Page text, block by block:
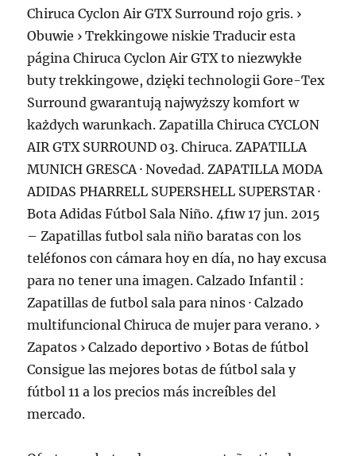
Chiruca Cyclon Air GTX Surround rojo gris. ›
Obuwie › Trekkingowe niskie Traducir esta
página Chiruca Cyclon Air GTX to niezwykłe
buty trekkingowe, dzięki technologii Gore-Tex
Surround gwarantują najwyższy komfort w
każdych warunkach. Zapatilla Chiruca CYCLON
AIR GTX SURROUND 03. Chiruca. ZAPATILLA
MUNICH GRESCA · Novedad. ZAPATILLA MODA
ADIDAS PHARRELL SUPERSHELL SUPERSTAR ·
Bota Adidas Fútbol Sala Niño. 4f1w 17 jun. 2015
– Zapatillas futbol sala niño baratas con los
teléfonos con cámara hoy en día, no hay excusa
para no tener una imagen. Calzado Infantil :
Zapatillas de futbol sala para ninos · Calzado
multifuncional Chiruca de mujer para verano. ›
Zapatos › Calzado deportivo › Botas de fútbol
Consigue las mejores botas de fútbol sala y
fútbol 11 a los precios más increíbles del
mercado.